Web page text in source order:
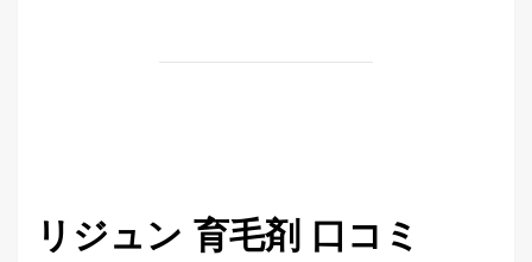
リジュン 育毛剤 口コミ